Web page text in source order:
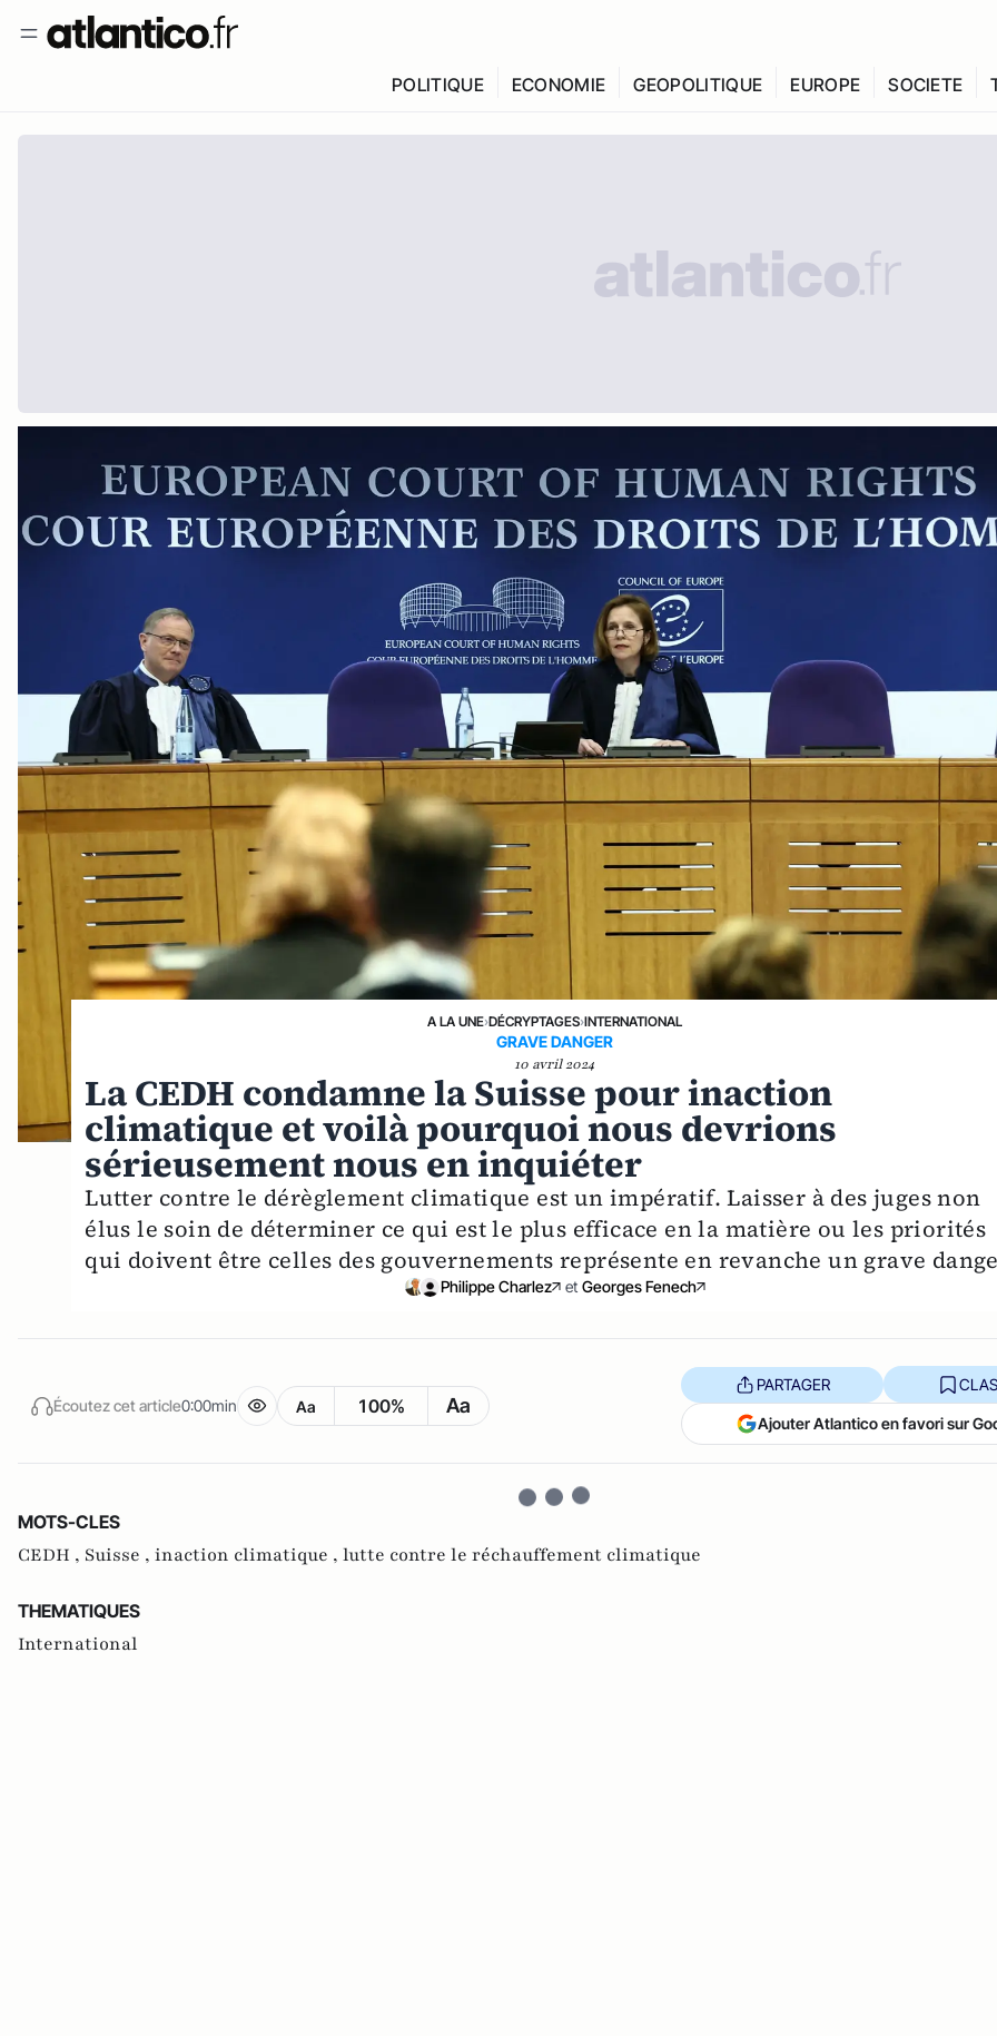
POLITIQUE ECONOMIE GEOPOLITIQUE EUROPE SOCIETE
A LA UNE›DÉCRYPTAGES›INTERNATIONAL
GRAVE DANGER
10 avril 2024
La CEDH condamne la Suisse pour inaction
climatique et voilà pourquoi nous devrions
sérieusement nous en inquiéter
Lutter contre le dérèglement climatique est un impératif. Laisser à des juges non
élus le soin de déterminer ce qui est le plus efficace en la matière ou les priorités
qui doivent être celles des gouvernements représente en revanche un grave
Philippe Charlez et Georges Fenech
Écoutez cet article0:00min Aa 100% Aa
PARTAGER
Ajouter Atlantico en favori sur
MOTS-CLES
CEDH , Suisse , inaction climatique , lutte contre le réchauffement climatique
THEMATIQUES
International